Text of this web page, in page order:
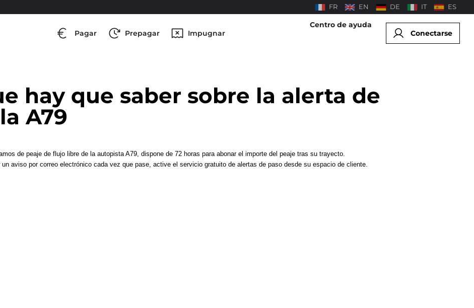
FR EN DE IT ES
Pagar Prepagar Impugnar
Centro de ayuda
Conectarse
hay que saber sobre la alerta de
A79
de peaje de flujo libre de la autopista A79, dispone de 72 horas para abonar el importe del peaje tras su trayecto.
aviso por correo electrónico cada vez que pase, active el servicio gratuito de alertas de paso desde su espacio de cliente.